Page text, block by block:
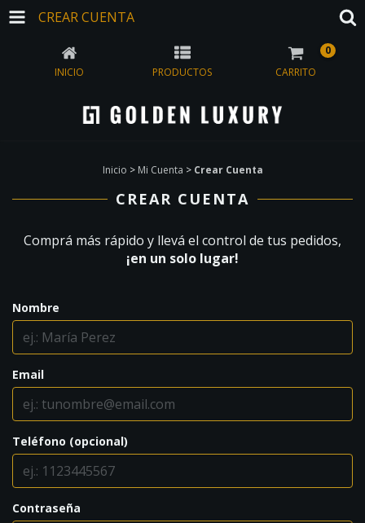
CREAR CUENTA
INICIO PRODUCTOS CARRITO
0
Inicio > Mi Cuenta > Crear Cuenta
CREAR CUENTA
Comprá más rápido y llevá el control de tus pedidos,
¡en un solo lugar!
Nombre
Email
Teléfono (opcional)
Contraseña